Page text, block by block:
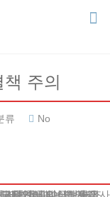
주의
류
No
보를 공유하고자 합니다.